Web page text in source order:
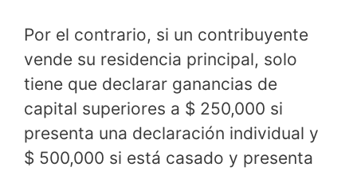
Por el contrario, si un contribuyente
vende su residencia principal, solo
tiene que declarar ganancias de
capital superiores a $ 250,000 si
presenta una declaración individual y
$ 500,000 si está casado y presenta